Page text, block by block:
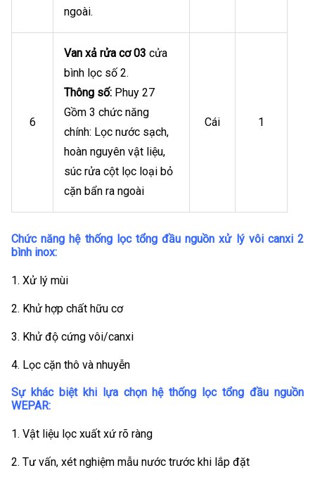
ngoài.
6
Van xả rửa cơ 03 cửa
bình lọc số 2.
Thông số: Phuy 27
Gồm 3 chức năng
chính: Lọc nước sạch,
hoàn nguyên vật liệu,
súc rửa cột lọc loại bỏ
cặn bẩn ra ngoài
Cái 1
Chức năng hệ thống lọc tổng đầu nguồn xử lývôi canxi 2
bình inox:
1. Xử lý mùi
2. Khử hợp chất hữu cơ
3. Khử độ cứng vôi/canxi
4. Lọc cặn thô và nhuyễn
Sự khác biệt khi lựa chọn hệ thống lọc tổng đầu nguồn
WEPAR:
1. Vật liệu lọc xuất xứ rõ ràng
2. Tư vấn, xét nghiệm mẫu nước trước khi lắp đặt